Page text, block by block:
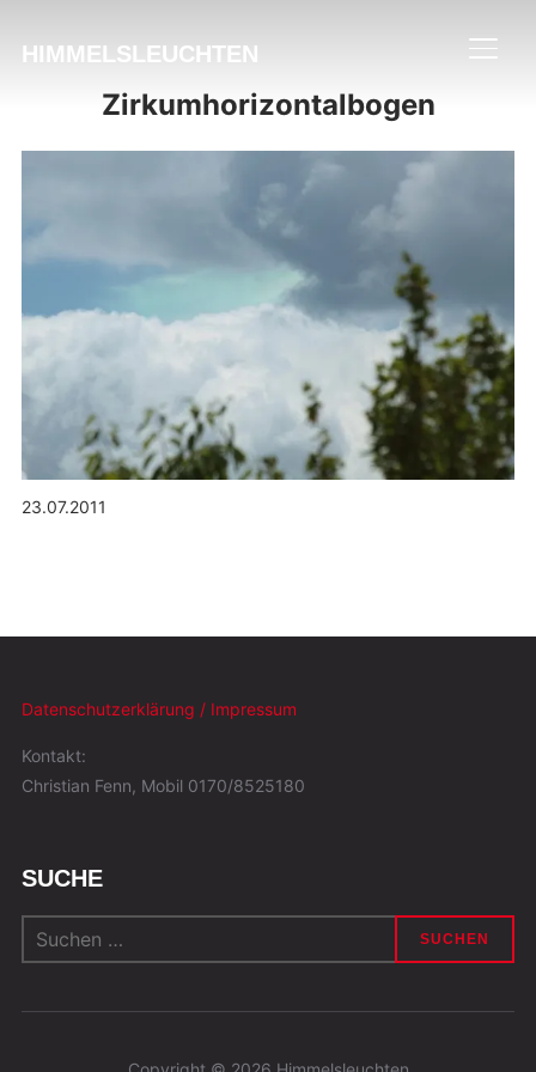
HIMMELSLEUCHTEN
Zirkumhorizontalbogen
23.07.2011
Datenschutzerklärung / Impressum
Kontakt:
Christian Fenn, Mobil 0170/8525180
SUCHE
Suchen
nach: